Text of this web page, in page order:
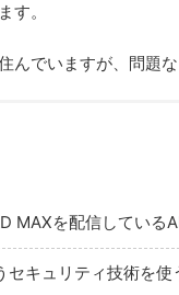
す。
んでいますが、問題
MAXを配信している
セキュリティ技術を